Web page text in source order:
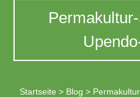
Startseite > Blog >